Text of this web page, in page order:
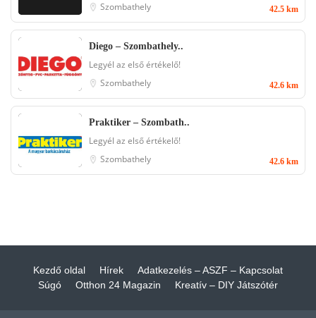
Szombathely
42.5 km
Diego – Szombathely..
Legyél az első értékelő!
Szombathely
42.6 km
Praktiker – Szombath..
Legyél az első értékelő!
Szombathely
42.6 km
Kezdő oldal Hírek
Adatkezelés – ASZF – Kapcsolat
Súgó
Otthon 24 Magazin Kreatív – DIY Játszótér